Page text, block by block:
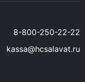
8-800-250-22-22
kassa@hcsalavat.ru